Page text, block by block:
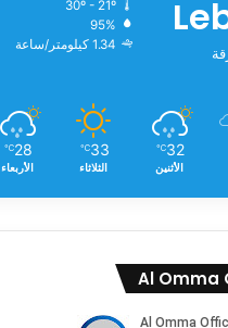
30º - 21º
95%
1.34 كيلومتر/ساعة
32
℃
الأثنين
33
℃
الثلاثاء
28
℃
الأربعاء
Al Omma